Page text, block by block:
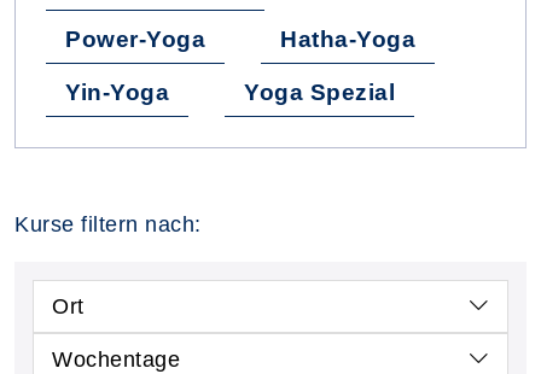
Power-Yoga Hatha-Yoga
Yin-Yoga Yoga Spezial
Kurse filtern nach:
Ort
Wochentage